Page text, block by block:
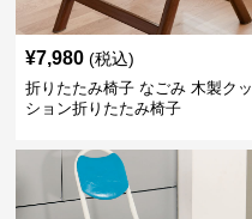
¥7,980 (税込)
折りたたみ椅子 なごみ 木製クッ
ション折りたたみ椅子